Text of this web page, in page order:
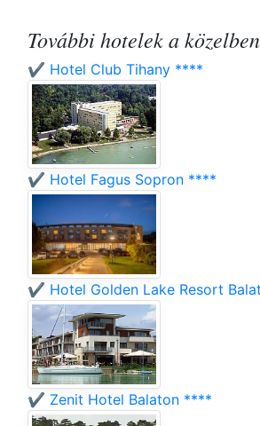
További hotelek a közelben
✔️ Hotel Club Tihany ****
✔️ Hotel Fagus Sopron ****
✔️ Hotel Golden Lake Resort
✔️ Zenit Hotel Balaton ****